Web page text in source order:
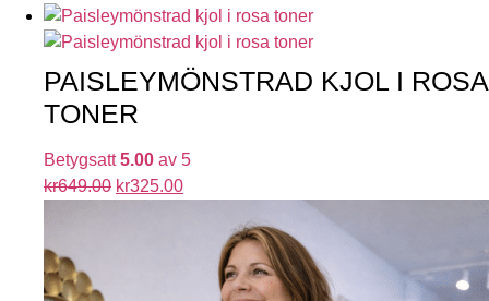
PAISLEYMÖNSTRAD KJOL I ROSA
TONER
Betygsatt5.00 av 5
kr649.00 kr325.00